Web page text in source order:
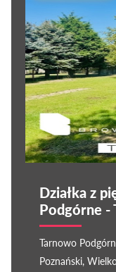
Działka z
Podgórne -
Tarnowo
Poznański,